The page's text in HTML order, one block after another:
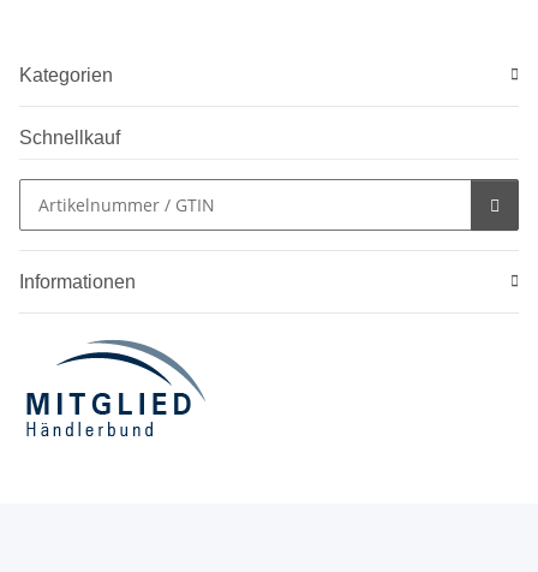
Kategorien
Schnellkauf
Informationen